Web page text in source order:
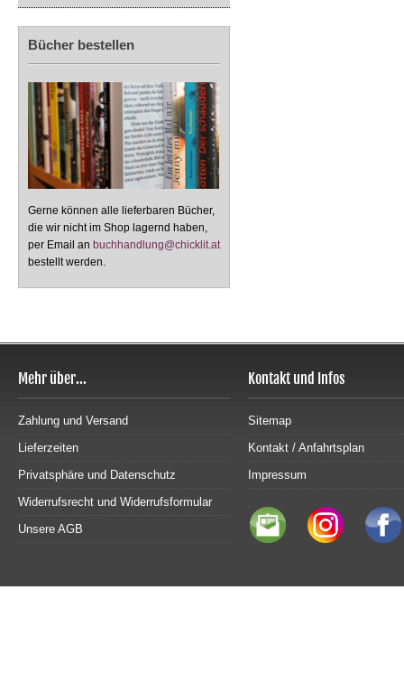
Bücher bestellen
Gerne können alle lieferbaren Bücher,
die wir nicht im Shop lagernd haben,
per Email an buchhandlung@chicklit.at
bestellt werden.
Mehr über...
Zahlung und Versand
Lieferzeiten
Privatsphäre und Datenschutz
Widerrufsrecht und Widerrufsformular
Unsere AGB
Kontakt und Infos
Sitemap
Kontakt / Anfahrtsplan
Impressum